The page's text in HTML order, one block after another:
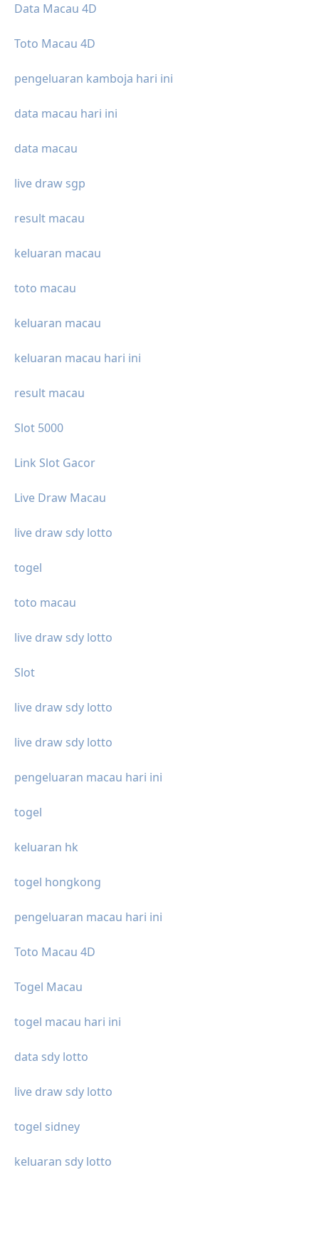
Data Macau 4D
Toto Macau 4D
pengeluaran kamboja hari ini
data macau hari ini
data macau
live draw sgp
result macau
keluaran macau
toto macau
keluaran macau
keluaran macau hari ini
result macau
Slot 5000
Link Slot Gacor
Live Draw Macau
live draw sdy lotto
togel
toto macau
live draw sdy lotto
Slot
live draw sdy lotto
live draw sdy lotto
pengeluaran macau hari ini
togel
keluaran hk
togel hongkong
pengeluaran macau hari ini
Toto Macau 4D
Togel Macau
togel macau hari ini
data sdy lotto
live draw sdy lotto
togel sidney
keluaran sdy lotto